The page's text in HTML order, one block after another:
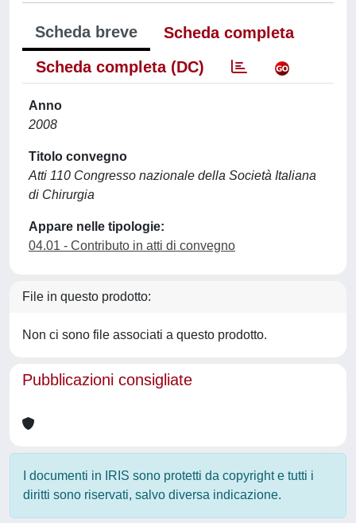
Scheda breve
Scheda completa
Scheda completa (DC)
Anno
2008
Titolo convegno
Atti 110 Congresso nazionale della Società Italiana
di Chirurgia
Appare nelle tipologie:
04.01 - Contributo in atti di convegno
File in questo prodotto:
Non ci sono file associati a questo prodotto.
Pubblicazioni consigliate
I documenti in IRIS sono protetti da copyright e tutti i
diritti sono riservati, salvo diversa indicazione.